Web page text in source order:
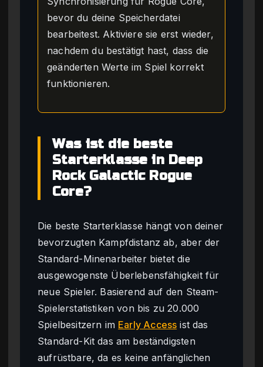
bevor du deine Speicherdatei
bearbeitest. Aktiviere sie erst wieder,
nachdem du bestätigt hast, dass die
geänderten Werte im Spiel korrekt
funktionieren.
Was ist die beste
Starterklasse in Deep
Rock Galactic Rogue
Core?
Die beste Starterklasse hängt von deiner
bevorzugten Kampfdistanz ab, aber der
Standard-Minenarbeiter bietet die
ausgewogenste Überlebensfähigkeit für
neue Spieler. Basierend auf den Steam-
Spielerstatistiken von bis zu 20.000
Spielbesitzern im Early Access ist das
Standard-Kit das am beständigsten
aufrüstbare, da es keine anfänglichen